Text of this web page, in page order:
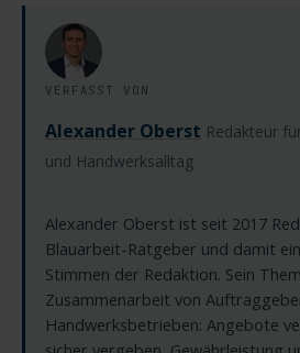
VERFASST VON
Alexander Oberst Redakteur
und Handwerksalltag
Alexander Oberst ist seit 2017
Blauarbeit-Ratgeber und damit
Stimmen der Redaktion. Sein
Zusammenarbeit von
Handwerksbetrieben: Angebote